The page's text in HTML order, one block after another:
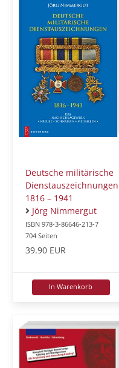
Deutsche militärische
Dienstauszeichnungen
1816 – 1941
Jörg Nimmergut
ISBN 978-3-86646-213-7
704 Seiten
39.90 EUR
In Warenkorb